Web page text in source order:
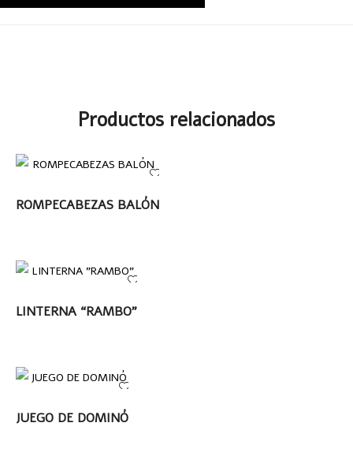
Productos relacionados
LEER MÁS
ROMPECABEZAS BALÓN
LEER MÁS
LINTERNA “RAMBO”
LEER MÁS
JUEGO DE DOMINÓ